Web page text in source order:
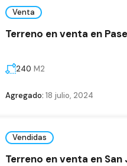
Venta
Terreno en venta en
240 M2
Agregado: 18 julio, 2024
Vendidas
Terreno en venta en